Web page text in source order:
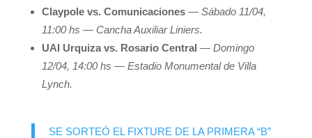
Claypole vs. Comunicaciones— Sábado 11/04,
11:00 hs — Cancha Auxiliar Liniers.
UAI Urquiza vs. Rosario Central — Domingo
12/04, 14:00 hs — Estadio Monumental de Villa
Lynch.
SE SORTEÓ EL FIXTURE DE LA PRIMERA “B”